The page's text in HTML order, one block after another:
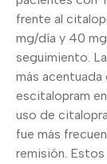
frente al
mg/día y 40
seguimiento.
más
escitalopram
uso de
fue más
remisión.